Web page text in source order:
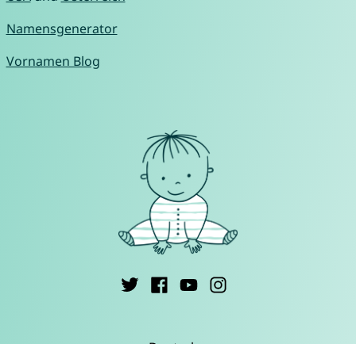
Namensgenerator
Vornamen Blog